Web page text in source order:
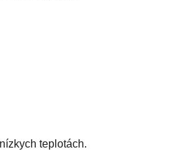
teplotách.